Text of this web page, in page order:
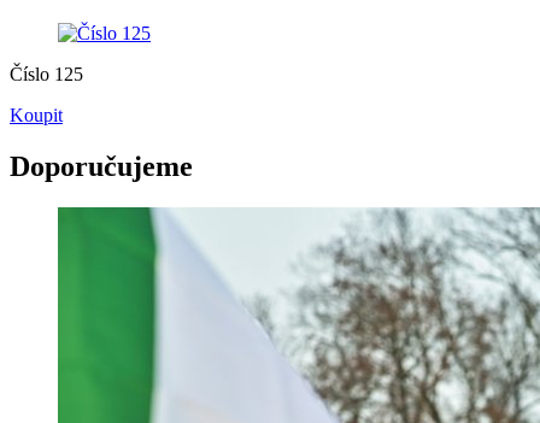
Číslo 125
Koupit
Doporučujeme